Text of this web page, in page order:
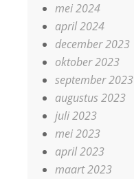
mei 2024
april 2024
december 2023
oktober 2023
september 2023
augustus 2023
juli 2023
mei 2023
april 2023
maart 2023